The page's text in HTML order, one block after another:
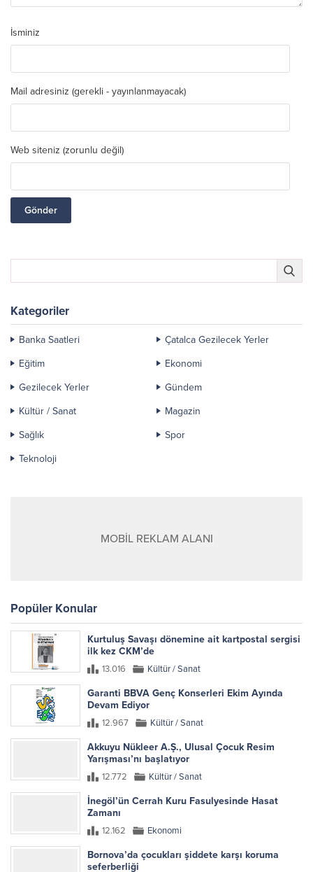
İsminiz
Mail adresiniz (gerekli - yayınlanmayacak)
Web siteniz (zorunlu değil)
Kategoriler
Banka Saatleri
Çatalca Gezilecek Yerler
Eğitim
Ekonomi
Gezilecek Yerler
Gündem
Kültür / Sanat
Magazin
Sağlık
Spor
Teknoloji
MOBİL REKLAM ALANI
Popüler Konular
Kurtuluş Savaşı dönemine ait kartpostal sergisi
ilk kez CKM’de
13.016 Kültür / Sanat
Garanti BBVA Genç Konserleri Ekim Ayında
Devam Ediyor
12.967 Kültür / Sanat
Akkuyu Nükleer A.Ş., Ulusal Çocuk Resim
Yarışması’nı başlatıyor
12.772 Kültür / Sanat
İnegöl’ün Cerrah Kuru Fasulyesinde Hasat
Zamanı
12.162 Ekonomi
Bornova’da çocukları şiddete karşı koruma
seferberliği